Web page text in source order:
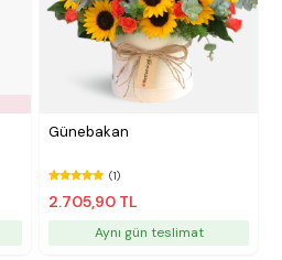
Günebakan
(1)
2.705,90 TL
Aynı gün teslimat